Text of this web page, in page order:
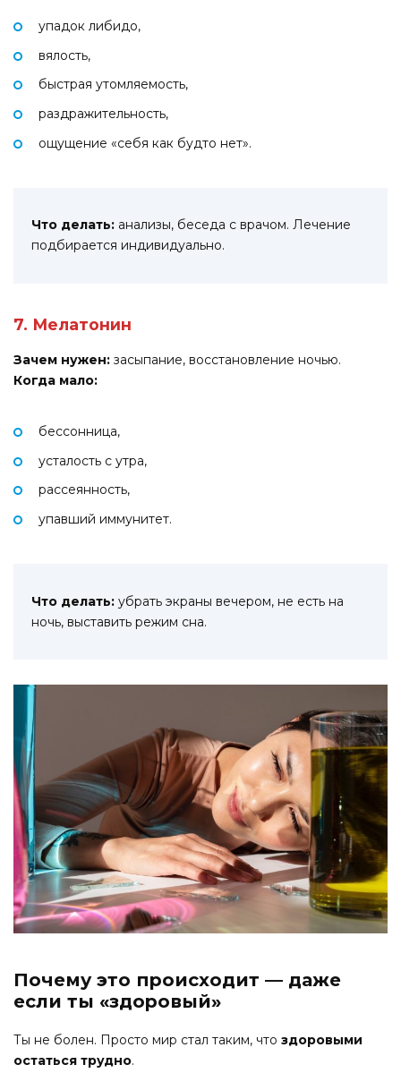
упадок либидо,
вялость,
быстрая утомляемость,
раздражительность,
ощущение «себя как будто нет».
Что делать: анализы, беседа с врачом. Лечение
подбирается индивидуально.
7. Мелатонин
Зачем нужен: засыпание, восстановление ночью.
Когда мало:
бессонница,
усталость с утра,
рассеянность,
упавший иммунитет.
Что делать: убрать экраны вечером, не есть на
ночь, выставить режим сна.
Почему это происходит — даже
если ты «здоровый»
Ты не болен. Просто мир стал таким, что здоровыми
остаться трудно.